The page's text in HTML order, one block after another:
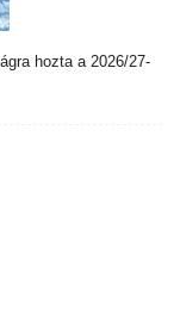
hozta a 2026/27-